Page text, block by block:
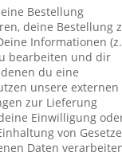
Bestellung
deine Bestellung
Informationen (z.
bearbeiten und dir
du eine
unsere externen
zur Lieferung
Einwilligung
von
Daten